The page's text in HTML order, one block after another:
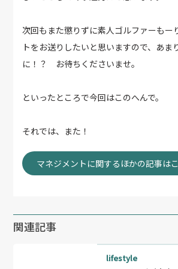
次回もまた懲りずに素人ゴルファーもー
トをお送りしたいと思いますので、あま
に！？ お待ちくださいませ。
といったところで今回はこのへんで。
それでは、また！
マネジメントに関するほかの記事は
関連記事
lifestyle